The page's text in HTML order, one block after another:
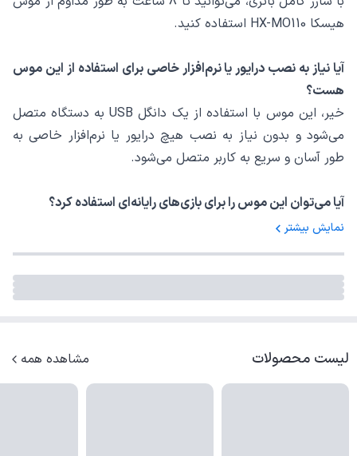
هیسکا HX-MO110 استفاده کنید.
آیا نیاز به نصب درایور یا نرم‌افزار خاصی برای استفاده از این موس
هست؟
خیر، این موس با استفاده از یک دانگل USB به دستگاه متصل
می‌شود و بدون نیاز به نصب هیچ درایور یا نرم‌افزار خاصی به
طور آسان و سریع به کاربر متصل می‌شود.
آیا می‌توان این موس را برای بازی‌های رایانه‌ای استفاده کرد؟
نمایش بیشتر
لیست محصولات مشاهده همه